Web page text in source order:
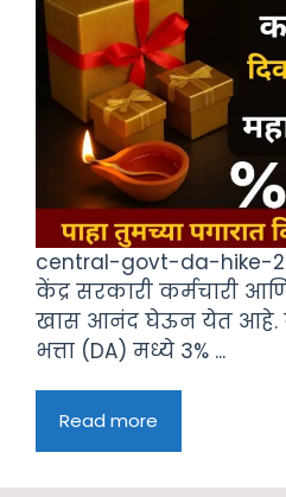
central-govt-da-hike-
केंद्र सरकारी कर्मचारी
खास आनंद घेऊन येत आहे.
भत्ता (DA) मध्ये 3% ...
Read more